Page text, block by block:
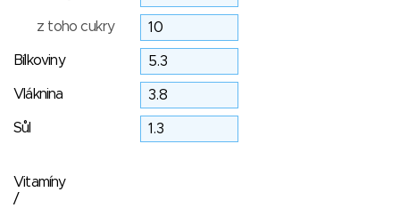
z toho cukry
Bílkoviny
Vláknina
Sůl
Vitamíny
/